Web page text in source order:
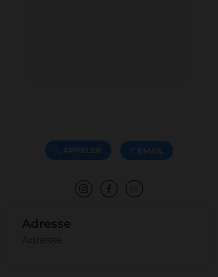
APPELER EMAIL
Adresse
Adresse